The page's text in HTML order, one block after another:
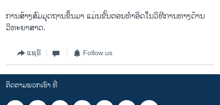
ການສ້າງສົມມຸດຖານຂຶ້ນມາ ແມ່ນຂັ້ນຕອນທໍາອິດໃນວິທີການທາງດ້ານ
ວິທະຍາສາດ.
ແຊຣ໌ Follow us
ຕິດຕາມພວກເຮົາ ທີ່